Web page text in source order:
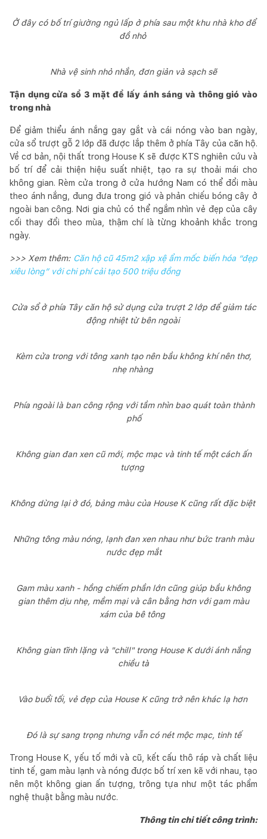
Ở đây có bố trí giường ngủ lấp ở phía sau một khu nhà kho để
đồ nhỏ
Nhà vệ sinh nhỏ nhắn, đơn giản và sạch sẽ
Tận dụng cửa sổ 3 mặt để lấy ánh sáng và thông gió vào
trong nhà
Để giảm thiểu ánh nắng gay gắt và cái nóng vào ban ngày,
cửa sổ trượt gỗ 2 lớp đã được lắp thêm ở phía Tây của căn hộ.
Về cơ bản, nội thất trong House K sẽ được KTS nghiên cứu và
bố trí để cải thiện hiệu suất nhiệt, tạo ra sự thoải mái cho
không gian. Rèm cửa trong ở cửa hướng Nam có thể đổi màu
theo ánh nắng, đung đưa trong gió và phản chiếu bóng cây ở
ngoài ban công. Nơi gia chủ có thể ngắm nhìn vẻ đẹp của cây
cối thay đổi theo mùa, thậm chí là từng khoảnh khắc trong
ngày.
>>> Xem thêm: Căn hộ cũ 45m2 xập xệ ẩm mốc biến hóa “đẹp
xiêu lòng” với chi phí cải tạo 500 triệu đồng
Cửa sổ ở phía Tây căn hộ sử dụng cửa trượt 2 lớp để giảm tác
động nhiệt từ bên ngoài
Kèm cửa trong với tông xanh tạo nên bầu không khí nên thơ,
nhẹ nhàng
Phía ngoài là ban công rộng với tầm nhìn bao quát toàn thành
phố
Không gian đan xen cũ mới, mộc mạc và tinh tế một cách ấn
tượng
Không dừng lại ở đó, bảng màu của House K cũng rất đặc biệt
Những tông màu nóng, lạnh đan xen nhau như bức tranh màu
nước đẹp mắt
Gam màu xanh - hồng chiếm phần lớn cũng giúp bầu không
gian thêm dịu nhẹ, mềm mại và cân bằng hơn với gam màu
xám của bê tông
Không gian tĩnh lặng và "chill" trong House K dưới ánh nắng
chiều tà
Vào buổi tối, vẻ đẹp của House K cũng trở nên khác lạ hơn
Đó là sự sang trọng nhưng vẫn có nét mộc mạc, tinh tế
Trong House K, yếu tố mới và cũ, kết cấu thô ráp và chất liệu
tinh tế, gam màu lạnh và nóng được bố trí xen kẽ với nhau, tạo
nên một không gian ấn tượng, trông tựa như một tác phẩm
nghệ thuật bằng màu nước.
Thông tin chi tiết công trình: